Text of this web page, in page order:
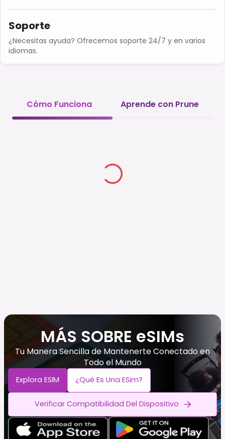
Soporte
¿Necesitas ayuda? Ofrecemos soporte 24/7 y en varios
idiomas.
Cómo Funciona Aprende con Prune
MÁS SOBRE eSIMs
Tu Manera Sencilla de Mantenerte Conectado en
Todo el Mundo
Explora ESIM ¿Qué Es Una ESim?
Verificar Compatibilidad Del Dispositivo